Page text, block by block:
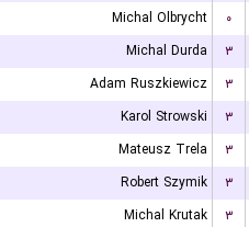
Michal Olbrycht
۰
Michal Durda
۳
Adam Ruszkiewicz
۳
Karol Strowski
۳
Mateusz Trela
۳
Robert Szymik
۳
Michal Krutak
۳